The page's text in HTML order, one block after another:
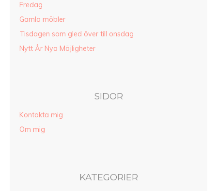
Fredag
Gamla möbler
Tisdagen som gled över till onsdag
Nytt År Nya Möjligheter
SIDOR
Kontakta mig
Om mig
KATEGORIER